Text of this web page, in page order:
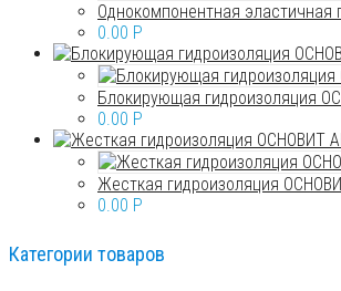
Однокомпонентная
0.00 P
Блокирующая гидроизоляция
0.00 P
Жесткая гидроизоляция
0.00 P
Категории товаров